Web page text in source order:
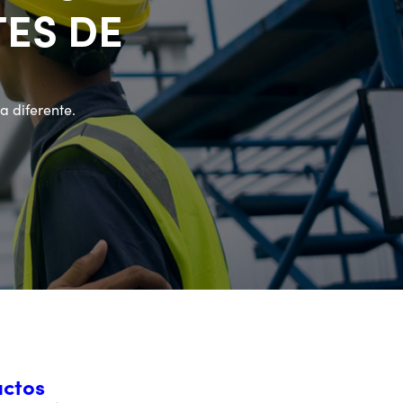
DE
diferente.